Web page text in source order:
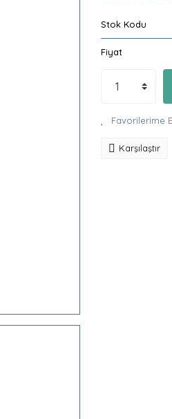
Stok Kodu
Fiyat
Karşılaştır